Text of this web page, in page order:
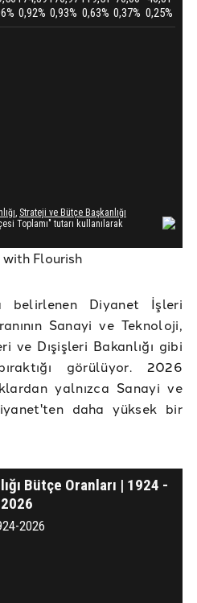
belirlenen Diyanet İşleri
Sanayi ve Teknoloji,
ve Dışişleri Bakanlığı gibi
görülüyor. 2026
yalnızca Sanayi ve
daha yüksek bir